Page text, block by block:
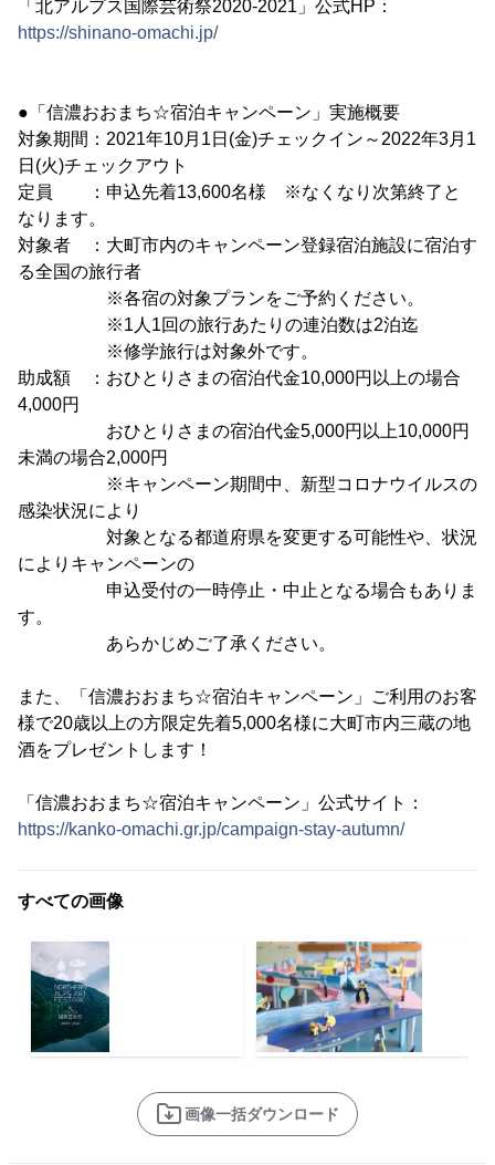
「北アルプス国際芸術祭2020-2021」公式HP：
https://shinano-omachi.jp/
●「信濃おおまち☆宿泊キャンペーン」実施概要
対象期間：2021年10月1日(金)チェックイン～2022年3月1
日(火)チェックアウト
定員 ：申込先着13,600名様 ※なくなり次第終了と
なります。
対象者 ：大町市内のキャンペーン登録宿泊施設に宿泊す
る全国の旅行者
※各宿の対象プランをご予約ください。
※1人1回の旅行あたりの連泊数は2泊迄
※修学旅行は対象外です。
助成額 ：おひとりさまの宿泊代金10,000円以上の場合
4,000円
おひとりさまの宿泊代金5,000円以上10,000円
未満の場合2,000円
※キャンペーン期間中、新型コロナウイルスの
感染状況により
対象となる都道府県を変更する可能性や、状況
によりキャンペーンの
申込受付の一時停止・中止となる場合もありま
す。
あらかじめご了承ください。
また、「信濃おおまち☆宿泊キャンペーン」ご利用のお客
様で20歳以上の方限定先着5,000名様に大町市内三蔵の地
酒をプレゼントします！
「信濃おおまち☆宿泊キャンペーン」公式サイト：
https://kanko-omachi.gr.jp/campaign-stay-autumn/
すべての画像
画像一括ダウンロード